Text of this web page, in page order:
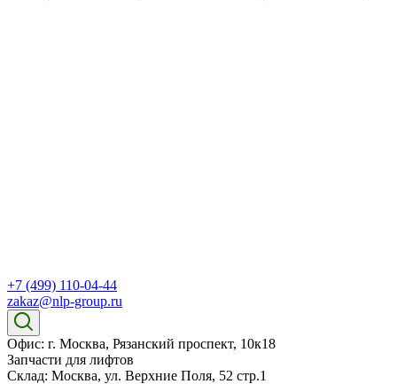
+7 (499) 110-04-44
zakaz@nlp-group.ru
Офис: г. Москва, Рязанский проспект, 10к18
Запчасти для лифтов
Склад: Москва, ул. Верхние Поля, 52 стр.1